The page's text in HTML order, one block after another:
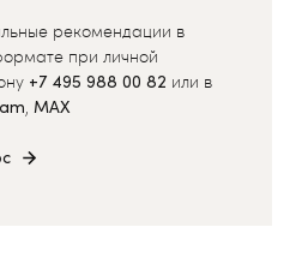
рекомендации в
при личной
+7 495 988 00 82 или в
, MAX